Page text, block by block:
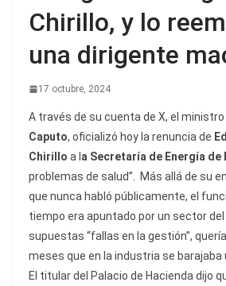
Chirillo, y lo
una dirigente
17 octubre, 2024
A través de su cuenta de X, el ministro
Caputo, oficializó hoy la renuncia de
Chirillo a la Secretaría de Energía de
problemas de salud”. Más allá de su
que nunca habló públicamente, el
tiempo era apuntado por un sector
supuestas “fallas en la gestión”,
meses que en la industria se barajaba
El titular del Palacio de Hacienda dijo